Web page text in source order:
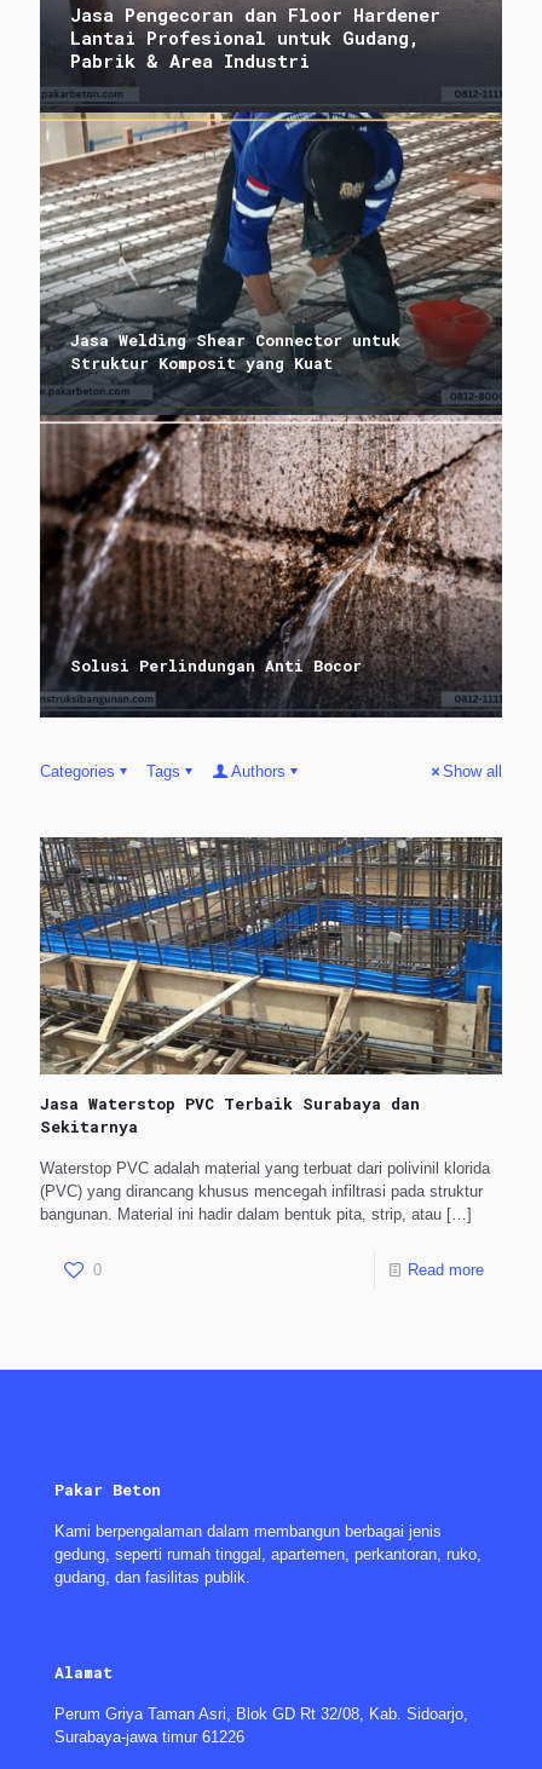
Jasa Pengecoran dan Floor Hardener
Lantai Profesional untuk Gudang,
Pabrik & Area Industri
Jasa Welding Shear Connector untuk
Struktur Komposit yang Kuat
Solusi Perlindungan Anti Bocor
Categories Tags Authors Show all
Jasa Waterstop PVC Terbaik Surabaya dan
Sekitarnya
Waterstop PVC adalah material yang terbuat dari polivinil klorida
(PVC) yang dirancang khusus mencegah infiltrasi pada struktur
bangunan. Material ini hadir dalam bentuk pita, strip, atau […]
0 Read more
Pakar Beton
Kami berpengalaman dalam membangun berbagai jenis
gedung, seperti rumah tinggal, apartemen, perkantoran, ruko,
gudang, dan fasilitas publik.
Alamat
Perum Griya Taman Asri, Blok GD Rt 32/08, Kab. Sidoarjo,
Surabaya-jawa timur 61226